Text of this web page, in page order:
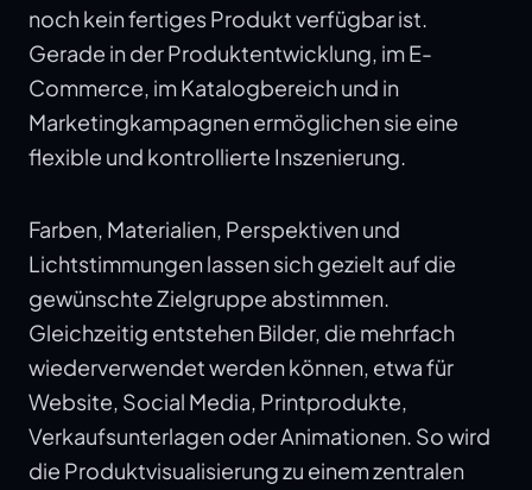
noch kein fertiges Produkt verfügbar ist.
Gerade in der Produktentwicklung, im E-
Commerce, im Katalogbereich und in
Marketingkampagnen ermöglichen sie eine
flexible und kontrollierte Inszenierung.
Farben, Materialien, Perspektiven und
Lichtstimmungen lassen sich gezielt auf die
gewünschte Zielgruppe abstimmen.
Gleichzeitig entstehen Bilder, die mehrfach
wiederverwendet werden können, etwa für
Website, Social Media, Printprodukte,
Verkaufsunterlagen oder Animationen. So wird
die Produktvisualisierung zu einem zentralen